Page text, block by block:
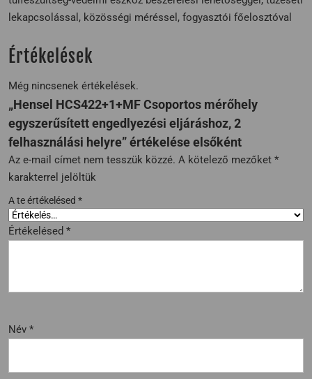
lekapcsolással, közösségi méréssel, fogyasztói főelosztóval
Értékelések
Még nincsenek értékelések.
„Hensel HCS422+1+MF Csoportos mérőhely
egyszerűsített engedlyezési eljáráshoz, 2
felhasználási helyre” értékelése elsőként
Az e-mail címet nem tesszük közzé. A kötelező mezőket *
karakterrel jelöltük
A te értékelésed *
Értékelésed *
Név *